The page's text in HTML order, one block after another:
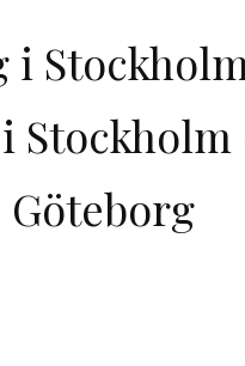
i
Göteborg
MENU